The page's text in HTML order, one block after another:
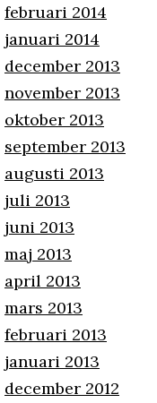
februari 2014
januari 2014
december 2013
november 2013
oktober 2013
september 2013
augusti 2013
juli 2013
juni 2013
maj 2013
april 2013
mars 2013
februari 2013
januari 2013
december 2012